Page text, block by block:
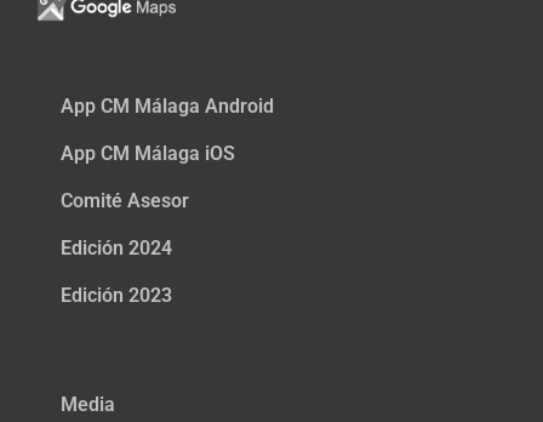
App CM Málaga Android
App CM Málaga iOS
Comité Asesor
Edición 2024
Edición 2023
Media